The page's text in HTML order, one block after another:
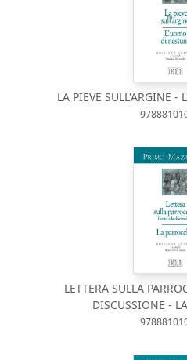
LA PIEVE SULL'ARGINE
LETTERA SULLA
DISCUSSIONE -